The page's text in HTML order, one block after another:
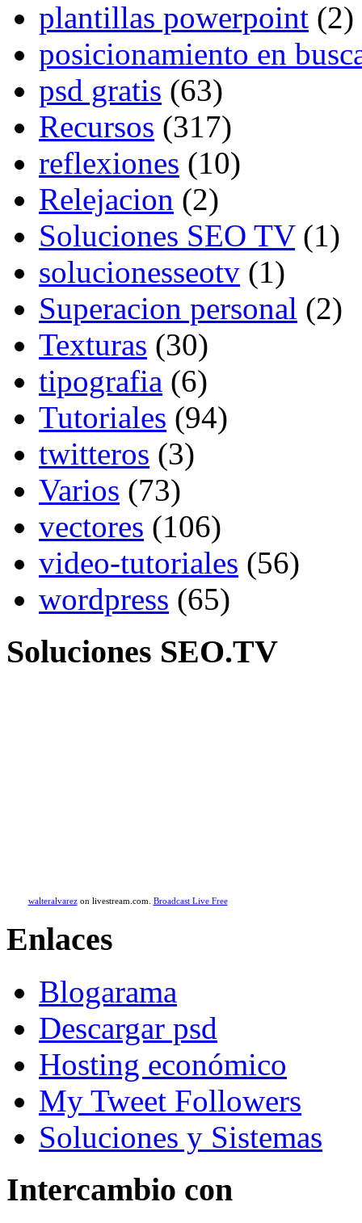
plantillas powerpoint (2)
posicionamiento en
psd gratis (63)
Recursos (317)
reflexiones (10)
Relejacion (2)
Soluciones SEO TV(1)
solucionesseotv (1)
Superacion personal (2)
Texturas (30)
tipografia (6)
Tutoriales (94)
twitteros (3)
Varios (73)
vectores (106)
video-tutoriales (56)
wordpress (65)
Soluciones SEO.TV
walteralvarezon livestream.com. Broadcast Live Free
Enlaces
Blogarama
Descargar psd
Hosting económico
My Tweet Followers
Soluciones y Sistemas
Intercambio con